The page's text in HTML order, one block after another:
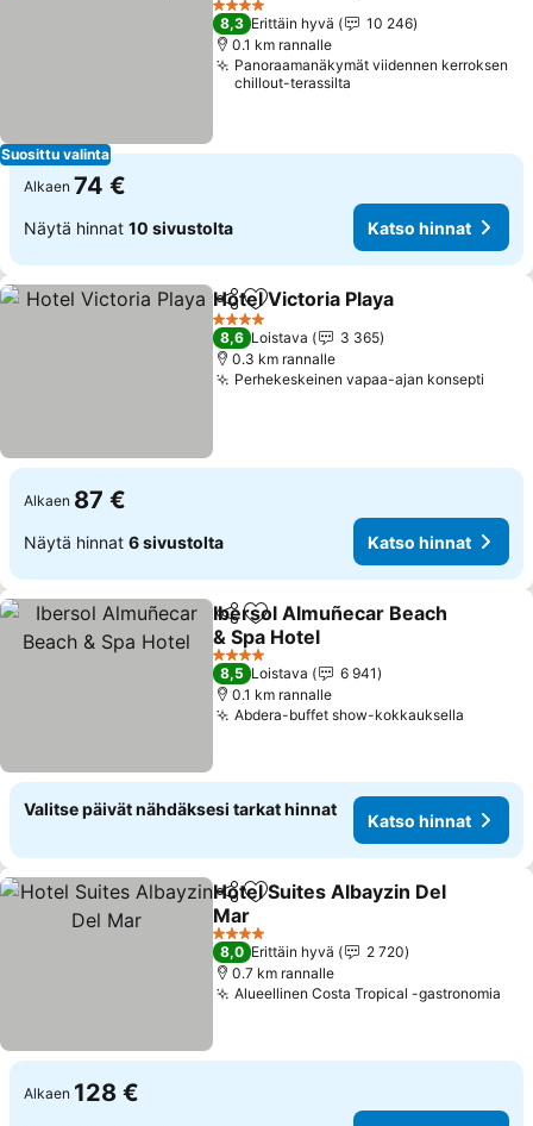
Suosittu valinta
4 Tähtiluokitus
8,3 Erittäin hyvä
10 246
0.1 km rannalle
Panoraamanäkymät viidennen kerroksen
chillout-terassilta
Alkaen 74 €
Näytä hinnat 10 sivustolta Katso hinnat
Jaa Lisää suosikkeihin
Hotel Victoria Playa
4 Tähtiluokitus
8,6 Loistava
3 365
0.3 km rannalle
Perhekeskeinen vapaa-ajan konsepti
Alkaen 87 €
Näytä hinnat 6 sivustolta Katso hinnat
Jaa Lisää suosikkeihin
Ibersol Almuñecar Beach
& Spa Hotel
Katso hinnat
4 Tähtiluokitus
8,5 Loistava
6 941
0.1 km rannalle
Abdera-buffet show-kokkauksella
Valitse päivät nähdäksesi tarkat hinnat
Katso hinnat
Jaa Lisää suosikkeihin
Hotel Suites Albayzin Del
Mar
Katso hinnat
4 Tähtiluokitus
8,0 Erittäin hyvä
2 720
0.7 km rannalle
Alueellinen Costa Tropical -gastronomia
Alkaen 128 €